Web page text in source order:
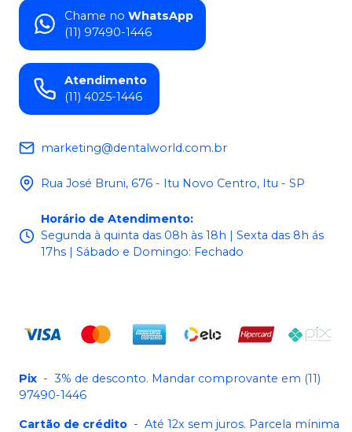
Chame no WhatsApp
(11) 97490-1446
Atendimento
(11) 4025-1446
marketing@dentalworld.com.br
Rua José Bruni, 676 - Itu Novo Centro, Itu - SP
Horário de Atendimento:
Segunda à quinta das 08h às 18h | Sexta das 8h ás
17hs | Sábado e Domingo: Fechado
Pix - 3% de desconto. Mandar comprovante em (11)
97490-1446
Cartão de crédito - Até 12x sem juros. Parcela mínima